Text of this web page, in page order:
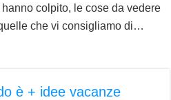
colpito, le cose da vedere
che vi consigliamo di…
è + idee vacanze